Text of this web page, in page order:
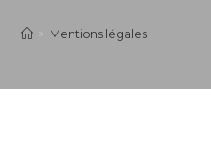
> Mentions légales